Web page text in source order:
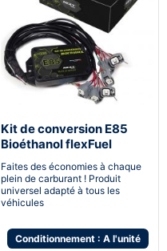
Kit de conversion E85
Bioéthanol flexFuel
converter
Faites des économies à chaque
plein de carburant ! Produit
universel adapté à tous les
véhicules
Conditionnement : A l'unité